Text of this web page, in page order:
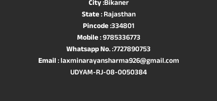
Contact Details
:Lakshmi narayan sharma
Address:Sadar Bajar,Deshnoke
City:Bikaner
State: Rajasthan